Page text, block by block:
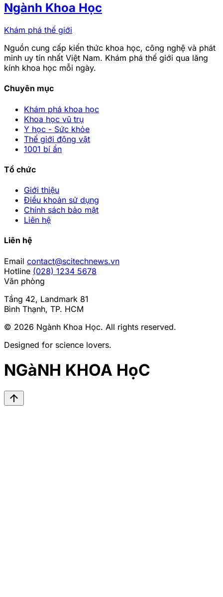
Ngành Khoa Học
Khám phá thế giới
Nguồn cung cấp kiến thức khoa học, công nghệ và phát
minh uy tín nhất Việt Nam. Khám phá thế giới qua lăng
kính khoa học mỗi ngày.
Chuyên mục
Khám phá khoa học
Khoa học vũ trụ
Y học - Sức khỏe
Thế giới động vật
1001 bí ẩn
Tổ chức
Giới thiệu
Điều khoản sử dụng
Chính sách bảo mật
Liên hệ
Liên hệ
Email contact@scitechnews.vn
Hotline (028) 1234 5678
Văn phòng
Tầng 42, Landmark 81
Bình Thạnh, TP. HCM
© 2026 Ngành Khoa Học. All rights reserved.
Designed for science lovers.
NGàNH KHOA HọC
arrow_upward